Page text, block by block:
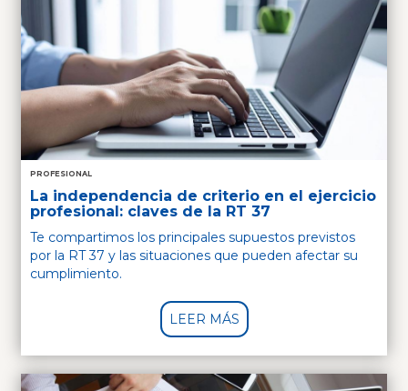
PROFESIONAL
La independencia de criterio en el ejercicio
profesional: claves de la RT 37
Te compartimos los principales supuestos previstos
por la RT 37 y las situaciones que pueden afectar su
cumplimiento.
LEER MÁS